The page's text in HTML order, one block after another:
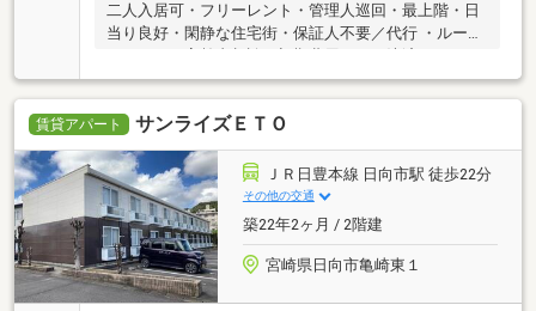
二人入居可・フリーレント・管理人巡回・最上階・日
当り良好・閑静な住宅街・保証人不要／代行 ・ルーム
賃貸アパート サンライズＥＴＯ
ＪＲ日豊本線 日向市駅 徒歩22分
その他の交通
築22年2ヶ月 / 2階建
宮崎県日向市亀崎東１